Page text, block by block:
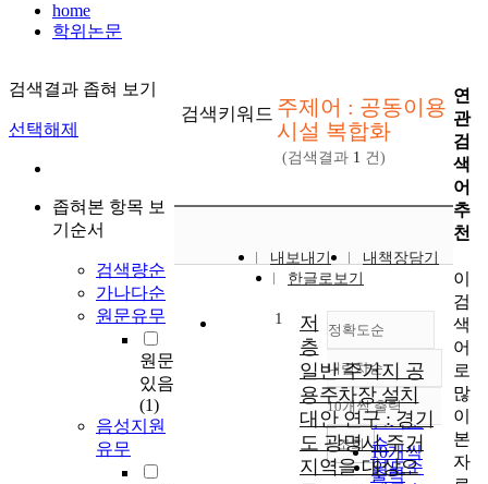
home
학위논문
검색결과 좁혀 보기
선택해제
좁혀본 항목 보
기순서
검색량순
가나다순
원문유무
원문
있음
(1)
음성지원
유무
검색키워드 주제어 : 공동이용
시설 복합화
(검색결과 1 건)
내보내기
내책장담기
한글로보기
정확도순
정확도
순
인기도
순
연도순
내림차순
내림차순
10개씩 출력
10개씩
출력
조회
1
저
층
일반 주거지 공
용주차장 설치
대안 연구 : 경기
도 광명시 주거
지역을 대상으
연
관
검
색
어
추
천
이
검
색
어
로
많
이
본
자